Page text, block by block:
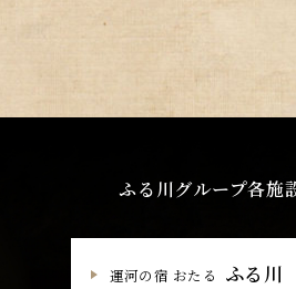
ふる川グループ各施
運河の宿 おたる ふる川